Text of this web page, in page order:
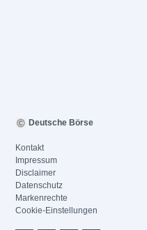
Deutsche Börse
Kontakt
Impressum
Disclaimer
Datenschutz
Markenrechte
Cookie-Einstellungen